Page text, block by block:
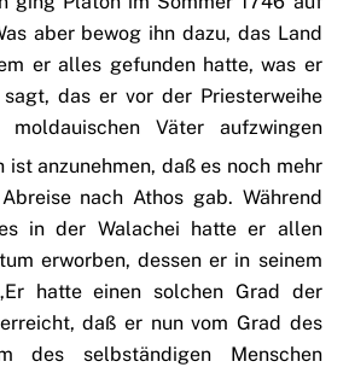
aber bewog ihn dazu, das Land
er alles gefunden hatte, was er
das er vor der Priesterweihe
Väter aufzwingen
ist anzunehmen, daß es noch mehr
nach Athos gab. Während
in der Walachei hatte er allen
erworben, dessen er in seinem
hatte einen solchen Grad der
daß er nun vom Grad des
des selbständigen Menschen